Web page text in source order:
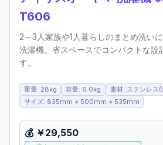
T606
2～3人家族や1人暮らしのまとめ洗い
洗濯機。省スペースでコンパクトな設
す。
重量: 28kg 容量: 6.0kg
素材: ステンレス(
サイズ: 835mm × 500mm × 535mm
💰 ￥29,550